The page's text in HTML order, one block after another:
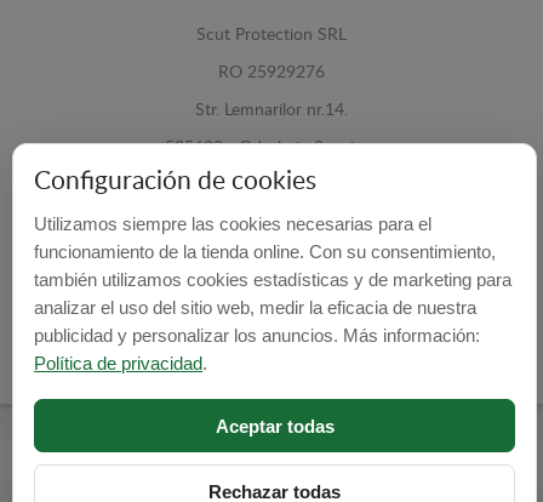
Scut Protection SRL
RO 25929276
Str. Lemnarilor nr.14.
535600 - Odorheiu Secuiesc
Harghita, Romania
E-mail: info@cubrecarter.com
Site: www.cubrecarter.com
Cubre Carter -© 2026
Configuración de cookies
Utilizamos siempre las cookies necesarias para el
funcionamiento de la tienda online. Con su consentimiento,
también utilizamos cookies estadísticas y de marketing para
analizar el uso del sitio web, medir la eficacia de nuestra
publicidad y personalizar los anuncios. Más información:
Política de privacidad.
Aceptar todas
Rechazar todas